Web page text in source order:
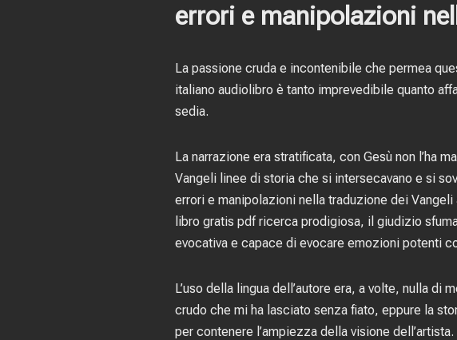
errori e manipolazioni
La passione cruda e incontenibile che permea
italiano audiolibro è tanto imprevedibile quanto
sedia.
La narrazione era stratificata, con Gesù non l’ha
Vangeli linee di storia che si intersecavano e si
errori e manipolazioni nella traduzione dei
libro gratis pdf ricerca prodigiosa, il giudizio
evocativa e capace di evocare emozioni potenti
L’uso della lingua dell’autore era, a volte, nulla
crudo che mi ha lasciato senza fiato, eppure la
per contenere l’ampiezza della visione